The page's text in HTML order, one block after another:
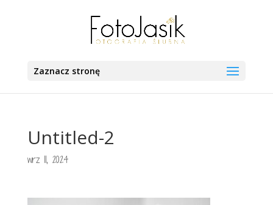
Zaznacz stronę
Untitled-2
wrz 11, 2024